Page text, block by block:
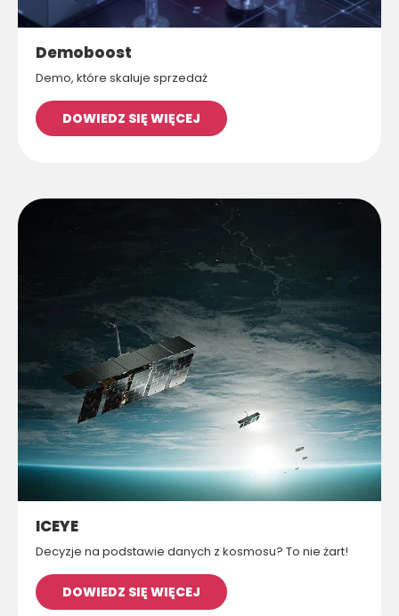
Demoboost
Demo, które skaluje sprzedaż
DOWIEDZ SIĘ WIĘCEJ
ICEYE
Decyzje na podstawie danych z kosmosu? To nie żart!
DOWIEDZ SIĘ WIĘCEJ